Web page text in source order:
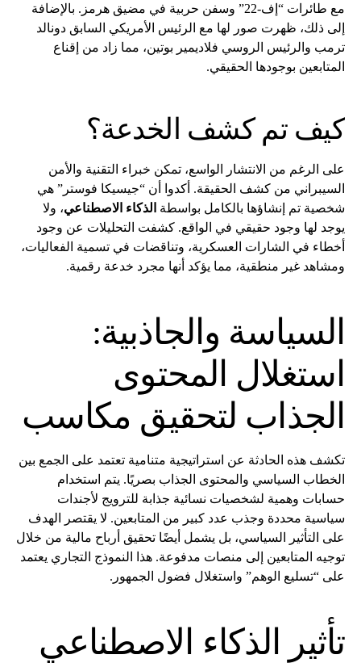
مع طائرات “إف-22” وسفن حربية في مضيق هرمز. بالإضافة
إلى ذلك، ظهرت صور لها مع الرئيس الأمريكي السابق دونالد
ترمب والرئيس الروسي فلاديمير بوتين، مما زاد من إقناع
المتابعين بوجودها الحقيقي.
كيف تم كشف الخدعة؟
على الرغم من الانتشار الواسع، تمكن خبراء التقنية والأمن
السيبراني من كشف الحقيقة. أكدوا أن “جيسيكا فوستر” هي
شخصية تم إنشاؤها بالكامل بواسطة الذكاء الاصطناعي، ولا
يوجد لها وجود حقيقي في الواقع. كشفت التحليلات عن وجود
أخطاء في الشارات العسكرية، وتناقضات في تسمية الفعاليات،
ومشاهد غير منطقية، مما يؤكد أنها مجرد خدعة رقمية.
السياسة والجاذبية:
استغلال المحتوى
الجذاب لتحقيق مكاسب
تكشف هذه الحادثة عن استراتيجية متنامية تعتمد على الجمع بين
الخطاب السياسي والمحتوى الجذاب بصريًا. يتم استخدام
حسابات وهمية لشخصيات نسائية جذابة للترويج لأجندات
سياسية محددة وجذب عدد كبير من المتابعين. لا يقتصر الهدف
على التأثير السياسي، بل يشمل أيضًا تحقيق أرباح مالية من خلال
توجيه المتابعين إلى منصات مدفوعة. هذا النموذج التجاري يعتمد
على “تسليع الوهم” واستغلال فضول الجمهور.
تأثير الذكاء الاصطناعي